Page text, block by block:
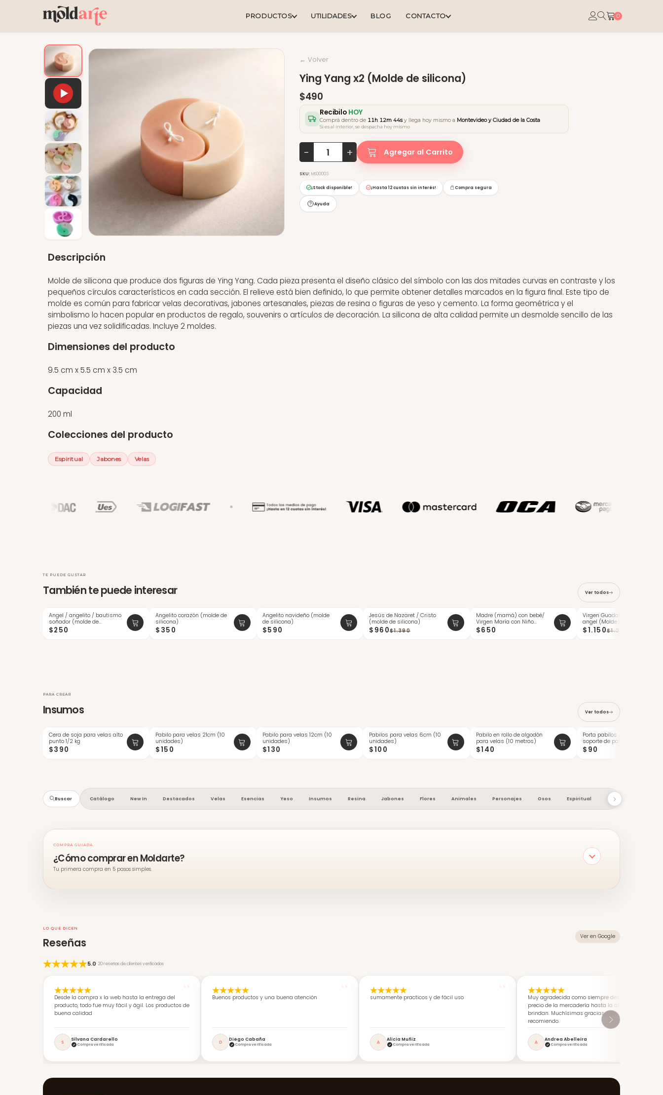
PRODUCTOS UTILIDADES BLOG CONTACTO 0
← Volver
Ying Yang x2 (Molde de silicona)
$490
Recibilo HOY
Comprá dentro de 11h 12m 43sy llega hoy mismo a Montevideo y Ciudad de la Costa
Si es al interior, se despacha hoy mismo
- + Agregar al Carrito
SKU: MS00003
¡Stock disponible! ¡Hasta 12 cuotas sin interés! Compra segura
Ayuda
Descripción
Molde de silicona que produce dos figuras de Ying Yang. Cada pieza presenta el diseño clásico del símbolo con las dos mitades curvas en contraste y los
pequeños círculos característicos en cada sección. El relieve está bien definido, lo que permite obtener detalles marcados en la figura final. Este tipo de
molde es común para fabricar velas decorativas, jabones artesanales, piezas de resina o figuras de yeso y cemento. La forma geométrica y el
simbolismo lo hacen popular en productos de regalo, souvenirs o artículos de decoración. La silicona de alta calidad permite un desmolde sencillo de las
piezas una vez solidificadas. Incluye 2 moldes.
Dimensiones del producto
9.5 cm x 5.5 cm x 3.5 cm
Capacidad
200 ml
Colecciones del producto
Espiritual Jabones Velas
TE PUEDE GUSTAR
También te puede interesar Ver todos
Angel / angelito / bautismo
soñador (molde de
silicona)
$250
Angelito corazón (molde de
silicona)
$350
Angelito navideño (molde
de silicona)
$590
-30%
Jesús de Nazaret / Cristo
(molde de silicona)
$960$1.390
Madre (mamá) con bebé/
Virgen María con Niño
Jesús (molde...
$650
-10%
ÚLTIMAS
Virgen Guadalupe con
angel (Molde de Silicona)
$1.150$1.290
PARA CREAR
Insumos Ver todos
ÚLTIMAS
Cera de soja para velas alto
punto 1/2 kg
$390
Pabilo para velas 21cm (10
unidades)
$150
ÚLTIMAS
Pabilo para velas 12cm (10
unidades)
$130
Pabilos para velas 6cm (10
unidades)
$100
Pabilo en rollo de algodón
para velas (10 metros)
$140
Porta pabilos / sujetador /
soporte de pabilos de
madera ...
$90
Buscar Catálogo New In Destacados Velas Esencias Yeso Insumos Resina Jabones Flores Animales Personajes Osos Espiritual Macetas
COMPRA GUIADA
¿Cómo comprar en Moldarte?
Tu primera compra en 5 pasos simples.
LO QUE DICEN
Reseñas Ver en Google
5.0· 20 reseñas de clientes verificados
Desde la compra x la web hasta la entrega del
producto, todo fue muy fácil y ágil. Los productos de
buena calidad
S Silvana Cardarello
Compra verificada
Buenos productos y una buena atención
D Diego Cabaña
Compra verificada
sumamente practicos y de fácil uso
A Alicia Muñiz
Compra verificada
Muy agradecida como siempre desde calidad-
precio de la mercadería hasta la atención que me
brindan. Muchísimas gracias. Los super
recomiendo.
A Andrea Abelleira
Compra verificada